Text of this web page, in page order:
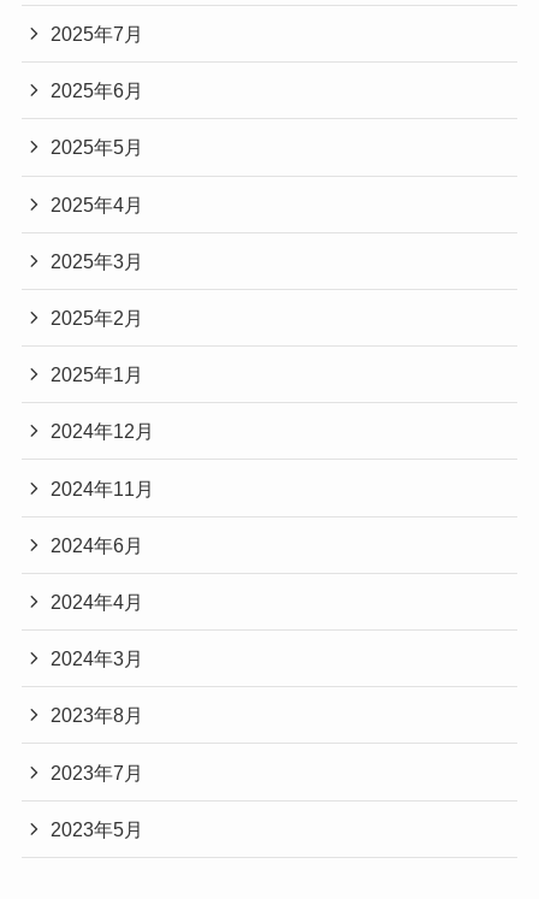
2025年7月
2025年6月
2025年5月
2025年4月
2025年3月
2025年2月
2025年1月
2024年12月
2024年11月
2024年6月
2024年4月
2024年3月
2023年8月
2023年7月
2023年5月